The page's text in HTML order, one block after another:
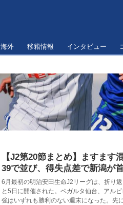
海外 移籍情報 インタビュー
【J2第20節まとめ】ますます
39で並び、得失点差で新潟が
浜FCの順で続く
6月最初の明治安田生命J2リーグは、折り
と5日に開催された。ベガルタ仙台、アル
強はいずれも勝利のない週末になった。先